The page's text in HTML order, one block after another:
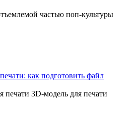
частью поп-культуры
как подготовить файл
печати 3D-модель для печати